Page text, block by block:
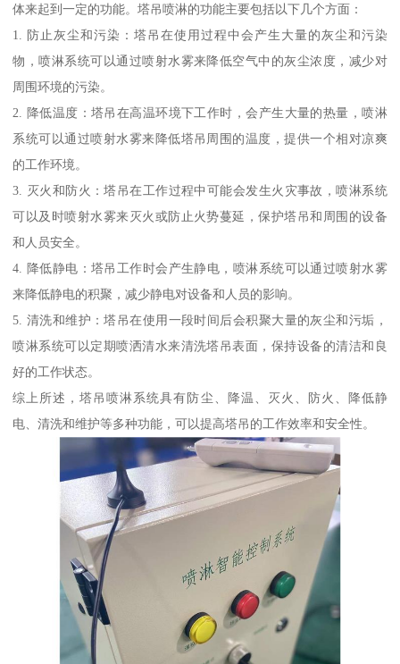
体来起到一定的功能。塔吊喷淋的功能主要包括以下几个方面：
1. 防止灰尘和污染：塔吊在使用过程中会产生大量的灰尘和污染
物，喷淋系统可以通过喷射水雾来降低空气中的灰尘浓度，减少对
周围环境的污染。
2. 降低温度：塔吊在高温环境下工作时，会产生大量的热量，喷淋
系统可以通过喷射水雾来降低塔吊周围的温度，提供一个相对凉爽
的工作环境。
3. 灭火和防火：塔吊在工作过程中可能会发生火灾事故，喷淋系统
可以及时喷射水雾来灭火或防止火势蔓延，保护塔吊和周围的设备
和人员安全。
4. 降低静电：塔吊工作时会产生静电，喷淋系统可以通过喷射水雾
来降低静电的积聚，减少静电对设备和人员的影响。
5. 清洗和维护：塔吊在使用一段时间后会积聚大量的灰尘和污垢，
喷淋系统可以定期喷洒清水来清洗塔吊表面，保持设备的清洁和良
好的工作状态。
综上所述，塔吊喷淋系统具有防尘、降温、灭火、防火、降低静
电、清洗和维护等多种功能，可以提高塔吊的工作效率和安全性。